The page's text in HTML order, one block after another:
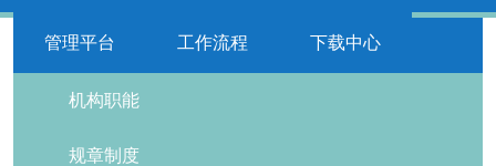
管理平台 工作流程 下载中心
栏目导航
机构职能
规章制度